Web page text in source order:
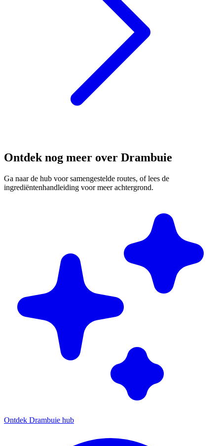
Ontdek nog meer over Drambuie
Ga naar de hub voor samengestelde routes, of lees de
ingrediëntenhandleiding voor meer achtergrond.
Ontdek Drambuie hub